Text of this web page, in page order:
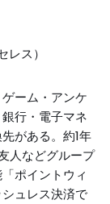
レス）
ーム・アンケ
行・電子マネ
がある。約1年
人などグループ
ポイントウィ
ュレス決済で